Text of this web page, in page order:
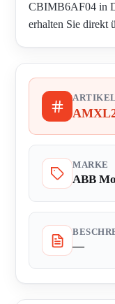
CBIMB6AF04 in
erhalten Sie direkt
MARKE
ABB
—